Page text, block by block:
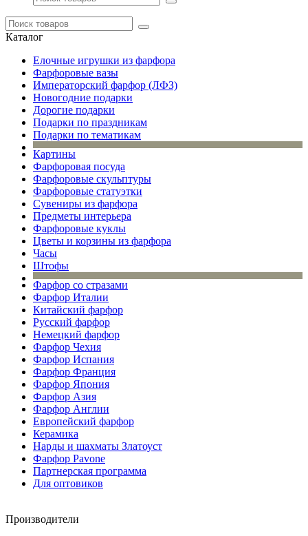
Каталог
Елочные игрушки из фарфора
Фарфоровые вазы
Императорский фарфор (ЛФЗ)
Новогодние подарки
Дорогие подарки
Подарки по праздникам
Подарки по тематикам
Картины
Фарфоровая посуда
Фарфоровые скульптуры
Фарфоровые статуэтки
Сувениры из фарфора
Предметы интерьера
Фарфоровые куклы
Цветы и корзины из фарфора
Часы
Штофы
Фарфор со стразами
Фарфор Италии
Китайский фарфор
Русский фарфор
Немецкий фарфор
Фарфор Чехия
Фарфор Испания
Фарфор Франция
Фарфор Япония
Фарфор Азия
Фарфор Англии
Европейский фарфор
Керамика
Нарды и шахматы Златоуст
Фарфор Pavone
Партнерская программа
Для оптовиков
Производители